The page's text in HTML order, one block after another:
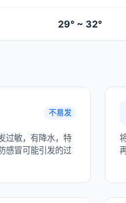
29° ~ 32°
不易发
过敏，有降水，特
感冒可能引发的过